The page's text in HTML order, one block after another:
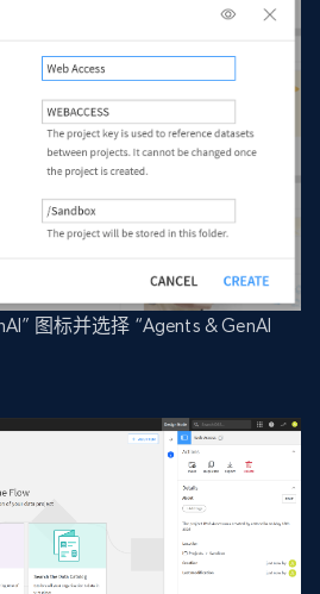
图标并选择 “Agents & GenAI